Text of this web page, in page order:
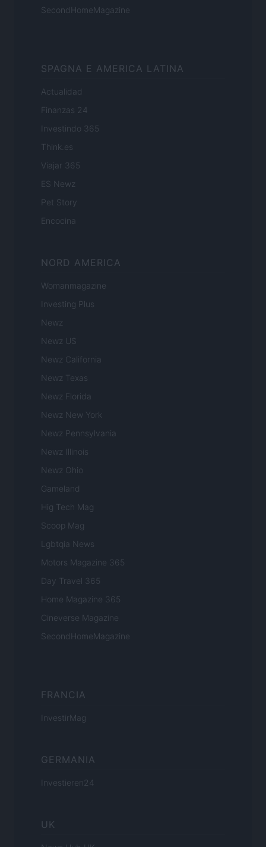
SecondHomeMagazine
SPAGNA E AMERICA LATINA
Actualidad
Finanzas 24
Investindo 365
Think.es
Viajar 365
ES Newz
Pet Story
Encocina
NORD AMERICA
Womanmagazine
Investing Plus
Newz
Newz US
Newz California
Newz Texas
Newz Florida
Newz New York
Newz Pennsylvania
Newz Illinois
Newz Ohio
Gameland
Hig Tech Mag
Scoop Mag
Lgbtqia News
Motors Magazine 365
Day Travel 365
Home Magazine 365
Cineverse Magazine
SecondHomeMagazine
FRANCIA
InvestirMag
GERMANIA
Investieren24
UK